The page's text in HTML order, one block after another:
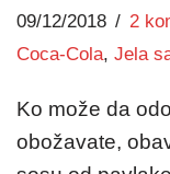
09/12/2018
2
Coca-Cola, Jela
Ko može da
obožavate,